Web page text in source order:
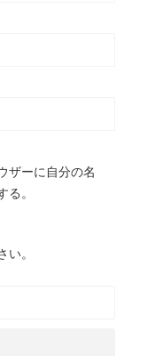
ザーに自分の名
。
い。